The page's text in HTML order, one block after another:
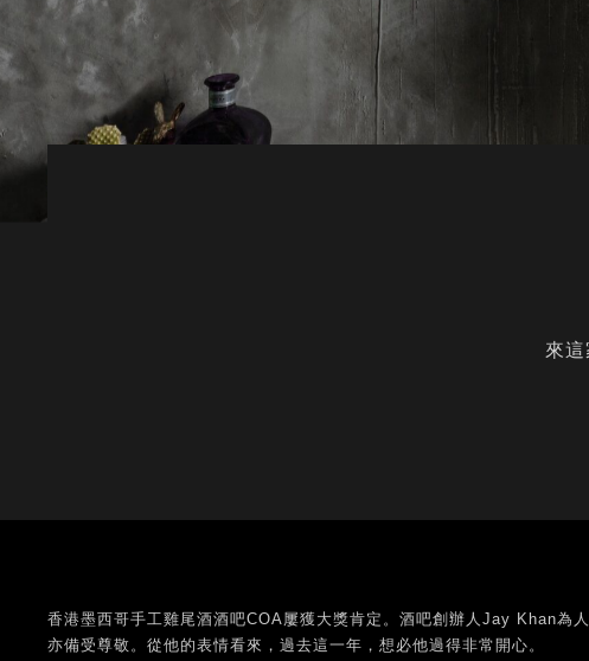
來
香港墨西哥手工雞尾酒酒吧COA屢獲大獎肯定。酒吧創辦人Jay Khan為
亦備受尊敬。從他的表情看來，過去這一年，想必他過得非常開心。